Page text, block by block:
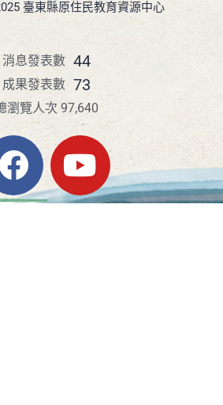
臺東縣原住民教育資源中心
44
消息發表數
73
成果發表數
瀏覽人次 97,640